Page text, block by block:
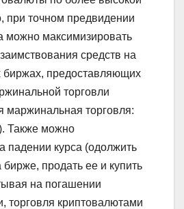
при точном предвидении
можно максимизировать
средств на
биржах, предоставляющих
торговли
маржинальная торговля:
Также можно
падении курса (одолжить
бирже, продать ее и купить
на погашении
торговля криптовалютами